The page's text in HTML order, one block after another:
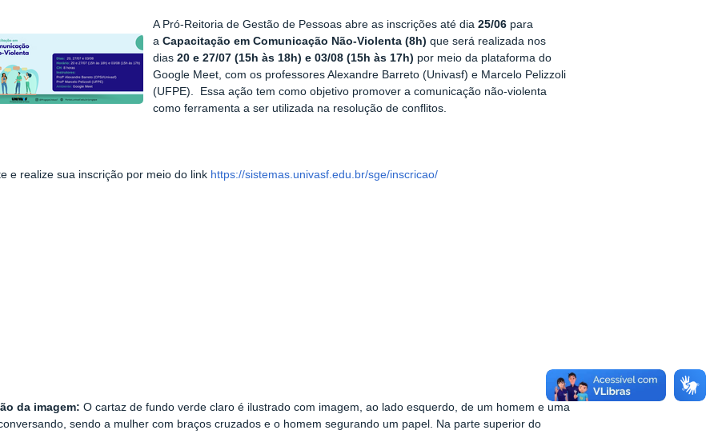
A Pró-Reitoria de Gestão de Pessoas abre as inscrições até dia25/06 para
aCapacitação em Comunicação Não-Violenta (8h) que será realizada nos
dias20 e 27/07 (15h às 18h) e 03/08 (15h às 17h) por meio da plataforma do
Google Meet, com os professores Alexandre Barreto (Univasf) e Marcelo Pelizzoli
(UFPE). Essa ação tem como objetivo promover a comunicação não-violenta
como ferramenta a ser utilizada na resolução de conflitos.
e realize sua inscrição por meio do link https://sistemas.univasf.edu.br/sge/inscricao/
da imagem: O cartaz de fundo verde claro é ilustrado com imagem, ao lado esquerdo, de um homem e uma
sendo a mulher com braços cruzados e o homem segurando um papel. Na parte superior do